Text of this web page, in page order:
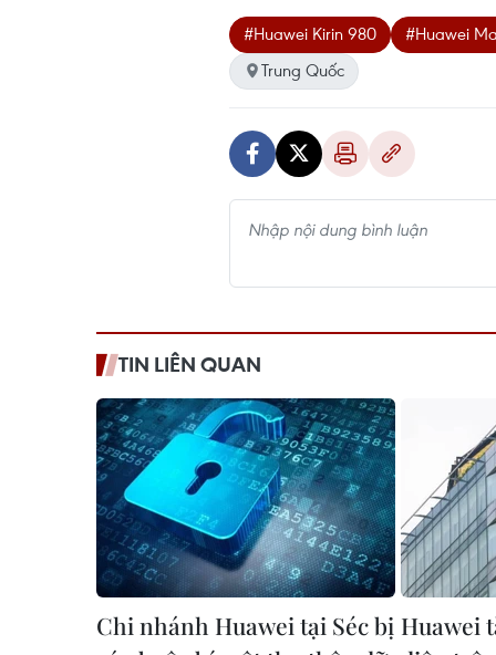
#Huawei Kirin 980 #Huawei
Trung Quốc
TIN LIÊN QUAN
Chi nhánh Huawei tại Séc bị Huawei